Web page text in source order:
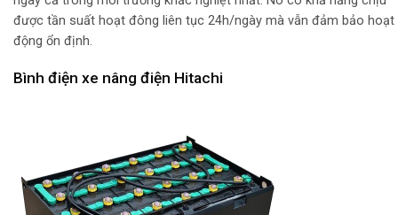
được tần suất hoạt đông liên tục 24h/ngày mà vẫn đảm bảo hoạt
động ổn định.
Bình điện xe nâng điện Hitachi